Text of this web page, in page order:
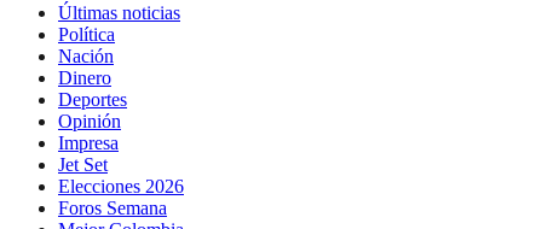
Últimas noticias
Política
Nación
Dinero
Deportes
Opinión
Impresa
Jet Set
Elecciones 2026
Foros Semana